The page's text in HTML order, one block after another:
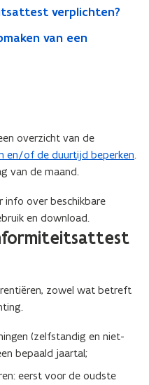
verplichten?
van een
overzicht van de
en/of de duurtijd beperken.
van de maand.
info over beschikbare
en download.
zowel wat betreft
(zelfstandig en niet-
bepaald jaartal;
eerst voor de oudste